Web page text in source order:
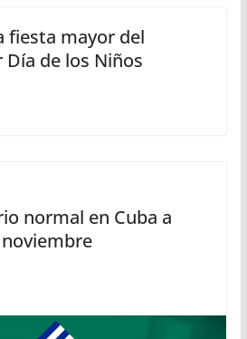
fiesta mayor del
Día de los Niños
normal en Cuba a